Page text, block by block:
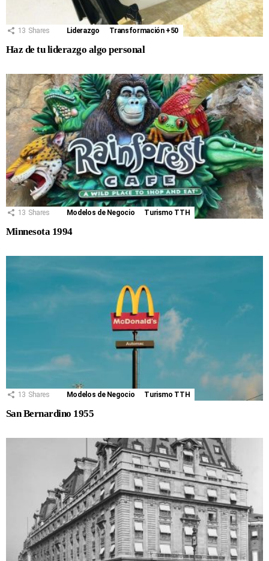
13 Shares Liderazgo Transformación +50
Haz de tu liderazgo algo personal
13 Shares Modelos de Negocio Turismo TTH
Minnesota 1994
13 Shares Modelos de Negocio Turismo TTH
San Bernardino 1955